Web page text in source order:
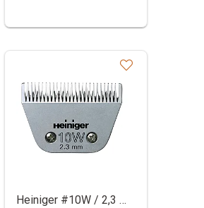
Heiniger #10W / 2,3 MM Scherkopf Pferd/Kuh